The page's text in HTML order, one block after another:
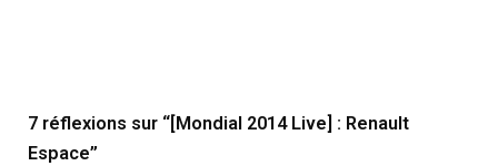
7 réflexions sur “[Mondial 2014 Live] : Renault
Espace”